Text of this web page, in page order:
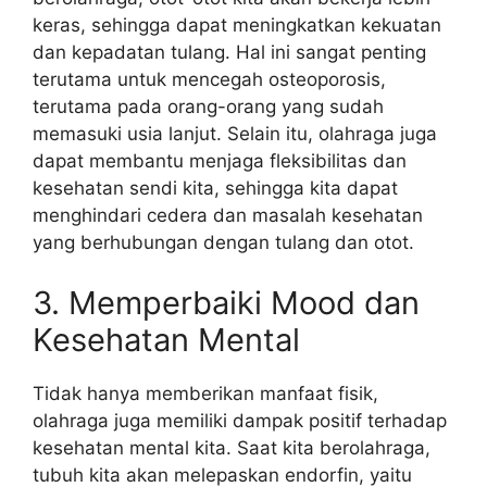
keras, sehingga dapat meningkatkan kekuatan
dan kepadatan tulang. Hal ini sangat penting
terutama untuk mencegah osteoporosis,
terutama pada orang-orang yang sudah
memasuki usia lanjut. Selain itu, olahraga juga
dapat membantu menjaga fleksibilitas dan
kesehatan sendi kita, sehingga kita dapat
menghindari cedera dan masalah kesehatan
yang berhubungan dengan tulang dan otot.
3. Memperbaiki Mood dan
Kesehatan Mental
Tidak hanya memberikan manfaat fisik,
olahraga juga memiliki dampak positif terhadap
kesehatan mental kita. Saat kita berolahraga,
tubuh kita akan melepaskan endorfin, yaitu